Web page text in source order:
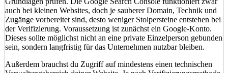
auch bei kleinen Websites, doch je sauberer Domain, Technik und
Zugänge vorbereitet sind, desto weniger Stolpersteine entstehen bei
der Verifizierung. Voraussetzung ist zunächst ein Google-Konto.
Dieses sollte möglichst nicht an eine private Einzelperson gebunden
sein, sondern langfristig für das Unternehmen nutzbar bleiben.
Außerdem brauchst du Zugriff auf mindestens einen technischen